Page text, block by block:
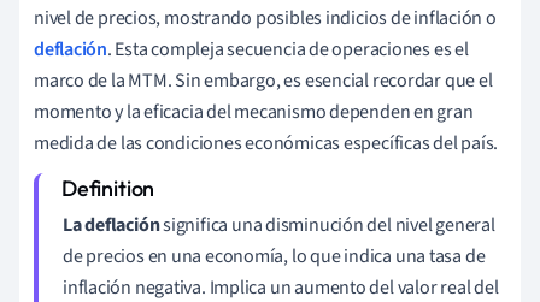
nivel de precios, mostrando posibles indicios de inflación o
deflación. Esta compleja secuencia de operaciones es el
marco de la MTM. Sin embargo, es esencial recordar que el
momento y la eficacia del mecanismo dependen en gran
medida de las condiciones económicas específicas del país.
La deflaciónsignifica una disminución del nivel general
de precios en una economía, lo que indica una tasa de
inflación negativa. Implica un aumento del valor real del